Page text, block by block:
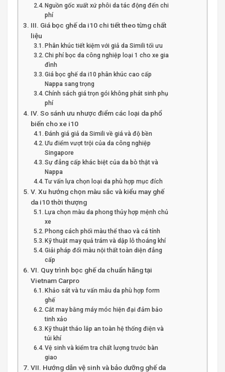
Nguồn gốc xuất xứ phôi da tác động đến chi
phí
III. Giá bọc ghế da i10 chi tiết theo từng chất
liệu
Phân khúc tiết kiệm với giả da Simili tối ưu
Chi phí bọc da công nghiệp loại 1 cho xe gia
đình
Giá bọc ghế da i10 phân khúc cao cấp
Nappa sang trọng
Chính sách giá trọn gói không phát sinh phụ
phí
IV. So sánh ưu nhược điểm các loại da phổ
biến cho xe i10
Đánh giá giả da Simili về giá và độ bền
Ưu điểm vượt trội của da công nghiệp
Singapore
Sự đẳng cấp khác biệt của da bò thật và
Nappa
Tư vấn lựa chọn loại da phù hợp mục đích
V. Xu hướng chọn màu sắc và kiểu may ghế
da i10 thời thượng
Lựa chọn màu da phong thủy hợp mệnh chủ
xe
Phong cách phối màu thể thao và cá tính
Kỹ thuật may quả trám và dập lỗ thoáng khí
Giải pháp đổi màu nội thất toàn diện đẳng
cấp
VI. Quy trình bọc ghế da chuẩn hãng tại
Vietnam Carpro
Khảo sát và tư vấn mẫu da phù hợp form
ghế
Cắt may bằng máy móc hiện đại đảm bảo
tinh xảo
Kỹ thuật tháo lắp an toàn hệ thống điện và
túi khí
Vệ sinh và kiểm tra chất lượng trước bàn
giao
VII. Hướng dẫn vệ sinh và bảo dưỡng ghế da